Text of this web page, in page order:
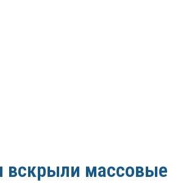
вскрыли массовые